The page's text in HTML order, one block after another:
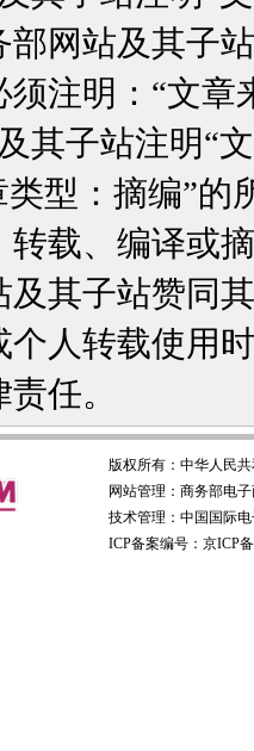
部网站及其子
须注明：“文章
其子站注明“
类型：摘编”
转载、编译或
及其子站赞同
个人转载使用
任。
版权所有： 中华人民
网站管理： 商务部电
技术管理： 中国国际
ICP备案编号：京ICP